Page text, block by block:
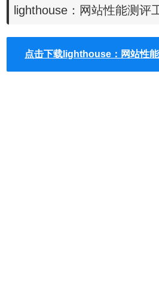
的离线安装方法：怎么在谷歌浏览
lighthouse：网站性能测评
点击下载lighthouse：网站性